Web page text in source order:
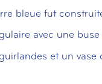
bleue fut
avec une
et un